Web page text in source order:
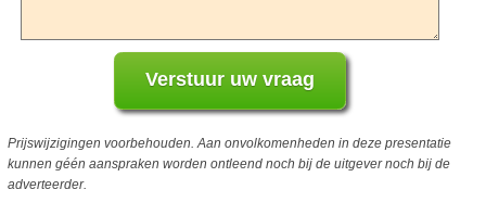
Prijswijzigingen voorbehouden. Aan onvolkomenheden in deze presentatie
kunnen géén aanspraken worden ontleend noch bij de uitgever noch bij de
adverteerder.